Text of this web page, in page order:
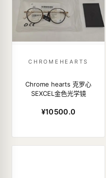
CHROMEHEARTS
Chrome hearts 克罗心
SEXCEL金色光学镜
¥10500.0